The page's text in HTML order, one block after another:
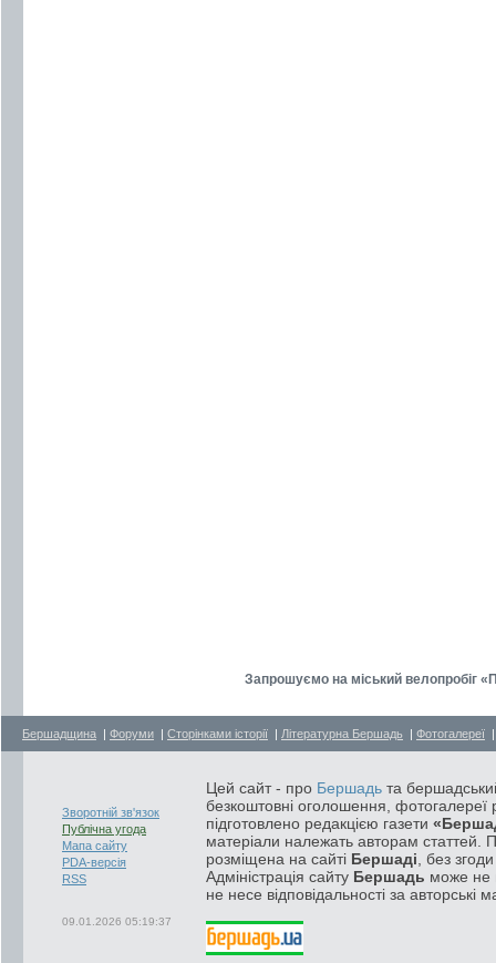
Запрошуємо на міський велопробіг
Бершадщина | Форуми | Сторінками історії | Літературна Бершадь | Фотогалереї
Зворотній зв'язок
Публічна угода
Мапа сайту
PDA-версія
RSS
09.01.2026 05:19:37
Цей сайт - про Бершадь та
безкоштовні оголошення, фотогалереї
підготовлено редакцією газети
матеріали належать авторам статтей.
розміщена на сайті Бершаді , без
Адміністрація сайту Бершадь може не
не несе відповідальності за авторські